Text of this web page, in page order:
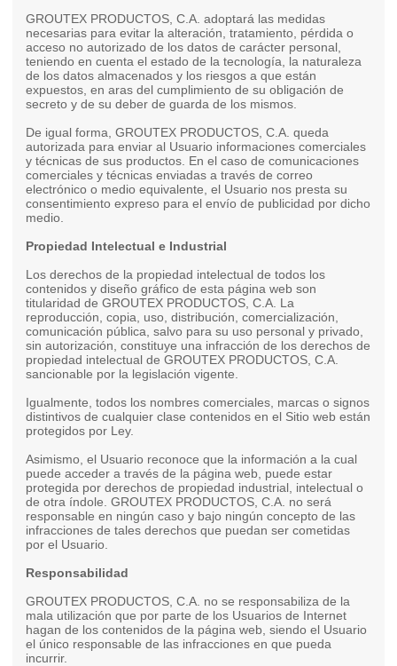
GROUTEX PRODUCTOS, C.A. adoptará las medidas
necesarias para evitar la alteración, tratamiento, pérdida o
acceso no autorizado de los datos de carácter personal,
teniendo en cuenta el estado de la tecnología, la naturaleza
de los datos almacenados y los riesgos a que están
expuestos, en aras del cumplimiento de su obligación de
secreto y de su deber de guarda de los mismos.
De igual forma, GROUTEX PRODUCTOS, C.A. queda
autorizada para enviar al Usuario informaciones comerciales
y técnicas de sus productos. En el caso de comunicaciones
comerciales y técnicas enviadas a través de correo
electrónico o medio equivalente, el Usuario nos presta su
consentimiento expreso para el envío de publicidad por dicho
medio.
Propiedad Intelectual e Industrial
Los derechos de la propiedad intelectual de todos los
contenidos y diseño gráfico de esta página web son
titularidad de GROUTEX PRODUCTOS, C.A. La
reproducción, copia, uso, distribución, comercialización,
comunicación pública, salvo para su uso personal y privado,
sin autorización, constituye una infracción de los derechos de
propiedad intelectual de GROUTEX PRODUCTOS, C.A.
sancionable por la legislación vigente.
Igualmente, todos los nombres comerciales, marcas o signos
distintivos de cualquier clase contenidos en el Sitio web están
protegidos por Ley.
Asimismo, el Usuario reconoce que la información a la cual
puede acceder a través de la página web, puede estar
protegida por derechos de propiedad industrial, intelectual o
de otra índole. GROUTEX PRODUCTOS, C.A. no será
responsable en ningún caso y bajo ningún concepto de las
infracciones de tales derechos que puedan ser cometidas
por el Usuario.
Responsabilidad
GROUTEX PRODUCTOS, C.A. no se responsabiliza de la
mala utilización que por parte de los Usuarios de Internet
hagan de los contenidos de la página web, siendo el Usuario
el único responsable de las infracciones en que pueda
incurrir.